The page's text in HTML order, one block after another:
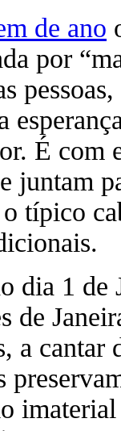
de ano
por
É com
juntam
típico
dia 1 de
de
a cantar